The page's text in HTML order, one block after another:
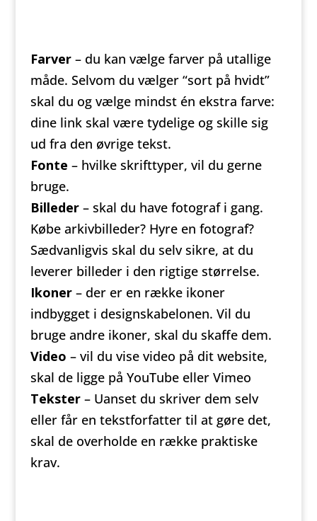
Farver– du kan vælge farver på utallige
måde. Selvom du vælger “sort på hvidt”
skal du og vælge mindst én ekstra farve:
dine link skal være tydelige og skille sig
ud fra den øvrige tekst.
Fonte – hvilke skrifttyper, vil du gerne
bruge.
Billeder– skal du have fotograf i gang.
Købe arkivbilleder? Hyre en fotograf?
Sædvanligvis skal du selv sikre, at du
leverer billeder i den rigtige størrelse.
Ikoner– der er en række ikoner
indbygget i designskabelonen. Vil du
bruge andre ikoner, skal du skaffe dem.
Video – vil du vise video på dit website,
skal de ligge på YouTube eller Vimeo
Tekster– Uanset du skriver dem selv
eller får en tekstforfatter til at gøre det,
skal de overholde en række praktiske
krav.